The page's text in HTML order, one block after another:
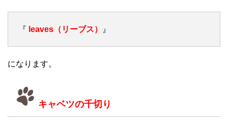
『 leaves（リーブス） 』
になります。
キャベツの千切り